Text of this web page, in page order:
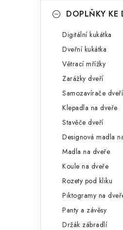
DOPLŇKY KE
Digitální kukátka
Dveřní kukátka
Větrací mřížky
Zarážky dveří
Samozavírače dveří
Klepadla na dveře
Stavěče dveří
Designová madla
Madla na dveře
Koule na dveře
Rozety pod kliku
Piktogramy na
Panty a závěsy
Držák zábradlí